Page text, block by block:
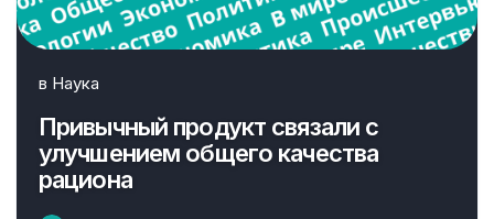
в Наука
Привычный продукт связали с
улучшением общего качества
рациона